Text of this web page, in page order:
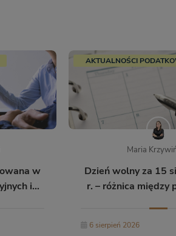
w
i
AKTUALNOŚCI
Maria
Dzień wolny za 15
r. – różnica między
6 sierpień 2026